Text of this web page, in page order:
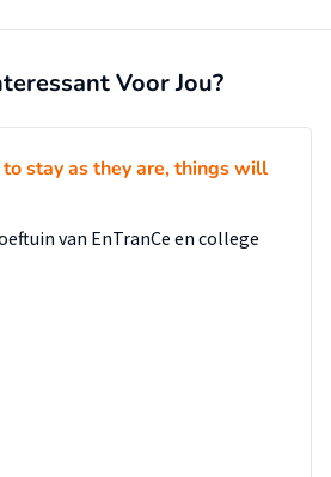
Voor Jou?
stay as they are, things will
van EnTranCe en college